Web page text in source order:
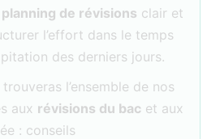
planning de révisions clair et
l’effort dans le temps
des derniers jours.
l’ensemble de nos
aux révisions du bac et aux
: conseils